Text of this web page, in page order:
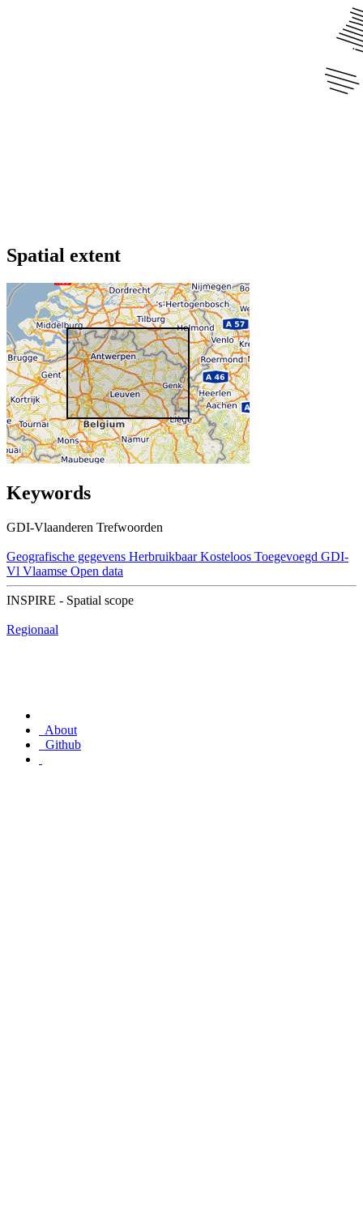
Spatial extent
Keywords
GDI-Vlaanderen Trefwoorden
Geografische gegevens Herbruikbaar Kosteloos Toegevoegd GDI-
Vl Vlaamse Open data
INSPIRE - Spatial scope
Regionaal
About
Github